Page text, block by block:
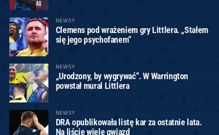
NEWSY
Clemens pod wrażeniem gry Littlera. „Stałem
się jego psychofanem”
NEWSY
„Urodzony, by wygrywać”. W Warrington
powstał mural Littlera
NEWSY
DRA opublikowała listę kar za ostatnie lata.
Na liście wiele gwiazd